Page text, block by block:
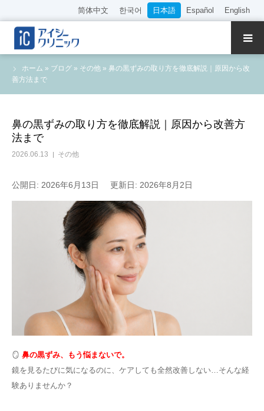
简体中文 한국어 日本語 Español English
ホーム » ブログ » その他 » 鼻の黒ずみの取り方を徹底解説｜原因から改
善方法まで
鼻の黒ずみの取り方を徹底解説｜原因から改善方
法まで
2026.06.13 その他
公開日: 2026年6月13日 更新日: 2026年8月2日
🪞 鼻の黒ずみ、もう悩まないで。
鏡を見るたびに気になるのに、ケアしても全然改善しない…そんな経
験ありませんか？
クリニック紹介
診療内容
WEB予約
料金表
アクセス
採用情報
English